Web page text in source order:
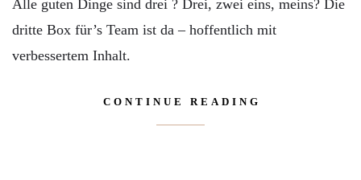
Alle guten Dinge sind drei ? Drei, zwei eins, meins? Die
dritte Box für’s Team ist da – hoffentlich mit
verbessertem Inhalt.
CONTINUE READING